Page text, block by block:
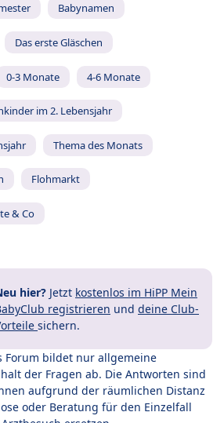
Babynamen
Das erste Gläschen
0-3 Monate 4-6 Monate
im 2. Lebensjahr
Thema des Monats
Flohmarkt
& Co
hier? Jetzt kostenlos im HiPP Mein
registrieren und deine Club-
sichern.
Forum bildet nur allgemeine
der Fragen ab. Die Antworten sind
aufgrund der räumlichen Distanz
oder Beratung für den Einzelfall